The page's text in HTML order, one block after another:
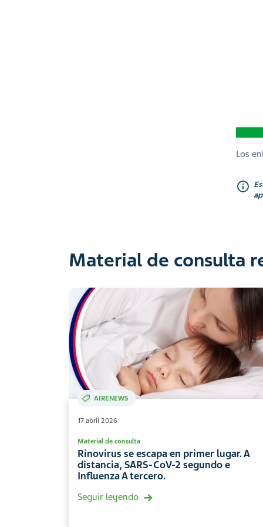
Los
Material de consulta
AIRENEWS
17 abril 2026
Material de consulta
Rinovirus se escapa en primer lugar. A
distancia, SARS-CoV-2 segundo e
Influenza A tercero.
Seguir leyendo